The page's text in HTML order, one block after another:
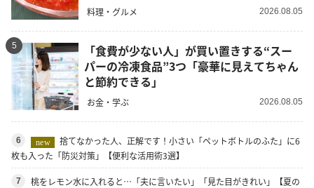
料理・グルメ 2026.08.05
5
「食費が少ない人」が買い置きする“スー
パーの冷凍食品”3つ「豪華に見えてちゃん
と節約できる」
お金・学ぶ 2026.08.05
6 new
捨てなかった人、正解です！小さい「ペットボトルのふた」に6
枚も入った「防災対策」【便利な活用術3選】
7
桃をレモン水に入れると…「夫に言いたい」「見た目がきれい」【夏の